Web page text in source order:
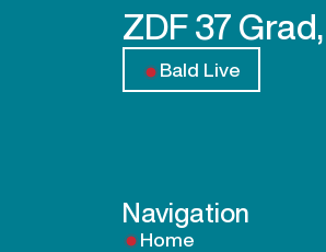
ZDF 37
Bald Live
Navigation
Home